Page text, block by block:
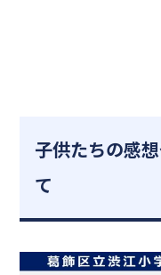
子供たちの感
て